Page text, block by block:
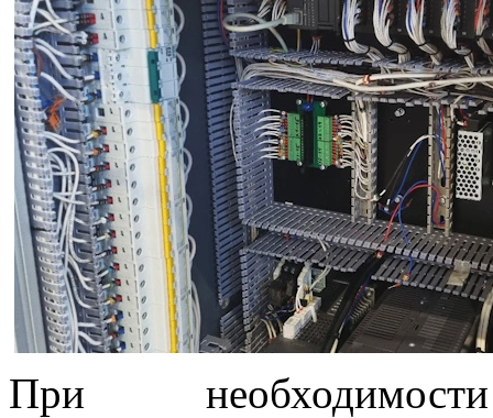
При